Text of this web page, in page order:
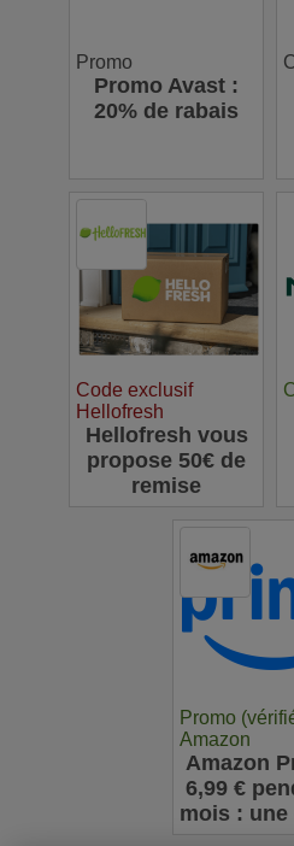
Promo
Promo Avast :
20% de rabais
Code exclusif
Hellofresh
Hellofresh vous
propose 50€ de
remise
Promo
Amazon
Amazon
6,99 €
mois : une